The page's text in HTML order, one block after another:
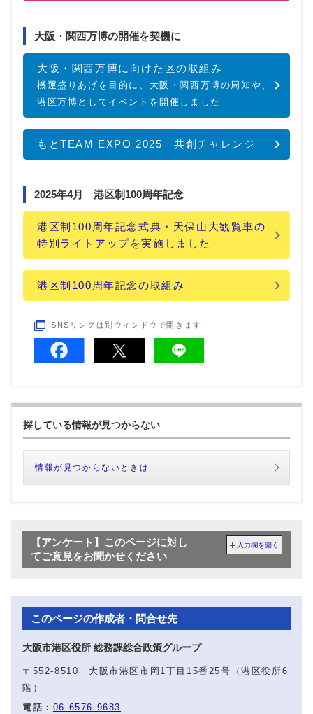
大阪・関西万博の開催を契機に
大阪・関西万博に向けた区の取組み
機運盛りあげを目的に、大阪・関西万博の周知や、
港区万博としてイベントを開催しました
もとTEAM EXPO 2025 共創チャレンジ
2025年4月 港区制100周年記念
港区制100周年記念式典・天保山大観覧車の
特別ライトアップを実施しました
港区制100周年記念の取組み
SNSリンクは別ウィンドウで開きます
探している情報が見つからない
情報が見つからないときは
【アンケート】このページに対し
てご意見をお聞かせください
入力欄を開く
このページの作成者・問合せ先
大阪市港区役所 総務課総合政策グループ
〒552-8510 大阪市港区市岡1丁目15番25号（港区役所6
階）
電話： 06-6576-9683